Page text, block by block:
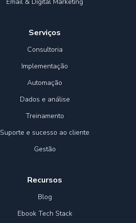
Serviços
Consultoria
Implementação
Automação
Dados e análise
Treinamento
Suporte e sucesso ao cliente
Gestão
Recursos
Blog
Ebook Tech Stack